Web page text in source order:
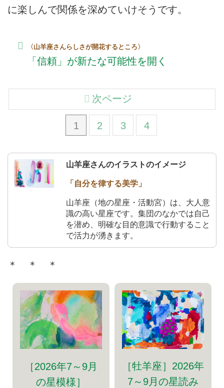
に楽しんで関係を深めていけそうです。
〈山羊座さんらしさが開花するところ〉
「信頼」が新たな可能性を開く
1 2 3 4
次ページ
山羊座さんのイラストのイメージ
「自分を律する美学」
山羊座（地の星座・活動宮）は、大人意
識の高い星座です。集団のなかでは自己
を潜め、明確な目的意識で行動すること
で活力が湧きます。
＊ ＊ ＊
［2026年7～9月
の星模様］
［牡羊座］2026年
7～9月の星読み